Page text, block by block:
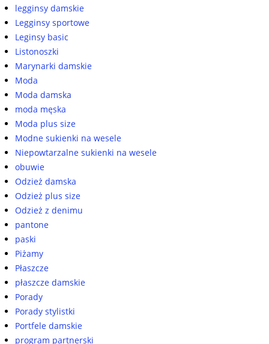
legginsy damskie
Legginsy sportowe
Leginsy basic
Listonoszki
Marynarki damskie
Moda
Moda damska
moda męska
Moda plus size
Modne sukienki na wesele
Niepowtarzalne sukienki na wesele
obuwie
Odzież damska
Odzież plus size
Odzież z denimu
pantone
paski
Piżamy
Płaszcze
płaszcze damskie
Porady
Porady stylistki
Portfele damskie
program partnerski